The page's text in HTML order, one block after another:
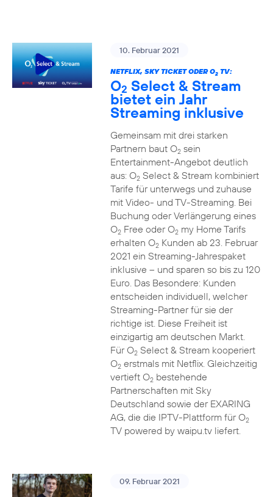
10. Februar 2021
NETFLIX, SKY TICKET ODER O2TV:
O2 Select & Stream
bietet ein Jahr
Streaming inklusive
Gemeinsam mit drei starken
Partnern baut O2sein
Entertainment-Angebot deutlich
aus: O2Select & Stream kombiniert
Tarife für unterwegs und zuhause
mit Video- und TV-Streaming. Bei
Buchung oder Verlängerung eines
O2Free oder O2my Home Tarifs
erhalten O2Kunden ab 23. Februar
2021 ein Streaming-Jahrespaket
inklusive – und sparen so bis zu 120
Euro. Das Besondere: Kunden
entscheiden individuell, welcher
Streaming-Partner für sie der
richtige ist. Diese Freiheit ist
einzigartig am deutschen Markt.
Für O2Select & Stream kooperiert
O2erstmals mit Netflix. Gleichzeitig
vertieft O2bestehende
Partnerschaften mit Sky
Deutschland sowie der EXARING
AG, die die IPTV-Plattform für O2
TV powered by waipu.tv liefert.
09. Februar 2021